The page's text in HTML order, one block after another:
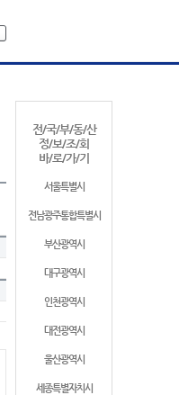
전/국/부/동/산
정/보/조/회
바/로/가/기
서울특별시
전남광주통합특별시
부산광역시
대구광역시
인천광역시
대전광역시
울산광역시
세종특별자치시